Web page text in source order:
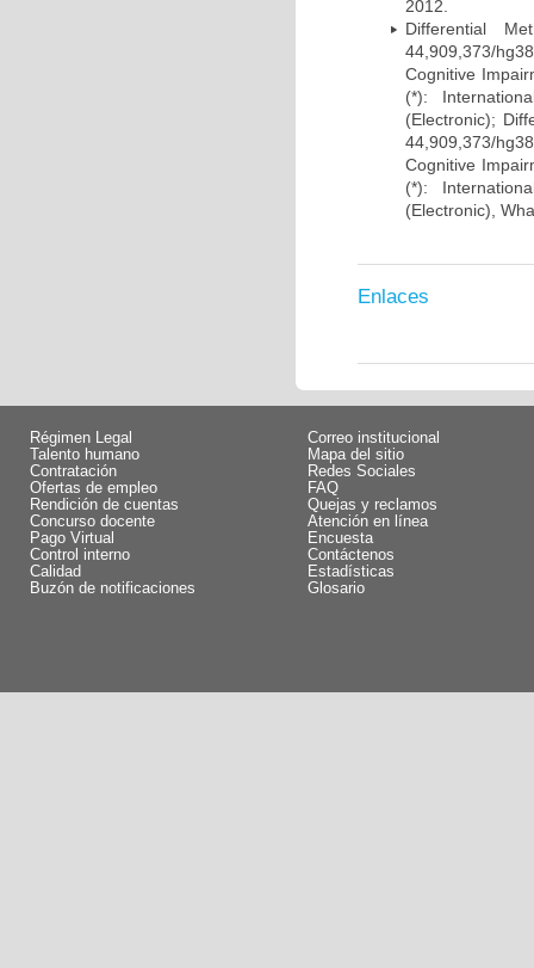
2012.
Differential
44,909,373/
Cognitive
(*):
(Electronic);
44,909,373/
Cognitive
(*):
(Electronic),
Enlaces
Régimen Legal
Talento humano
Contratación
Ofertas de empleo
Rendición de cuentas
Concurso docente
Pago Virtual
Control interno
Calidad
Buzón de notificaciones
Correo institucional
Mapa del sitio
Redes Sociales
FAQ
Quejas y reclamos
Atención en línea
Encuesta
Contáctenos
Estadísticas
Glosario